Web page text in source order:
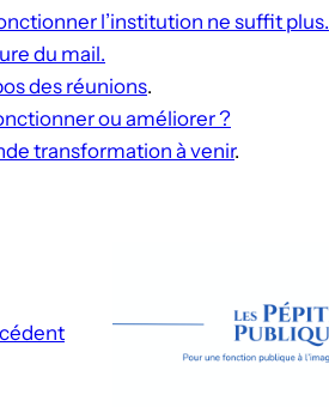
l’institution ne suffit plus.
du mail.
des réunions.
ou améliorer ?
transformation à venir.